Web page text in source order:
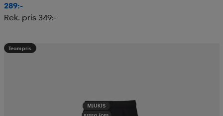
289:-
Rek. pris 349:-
Teampris